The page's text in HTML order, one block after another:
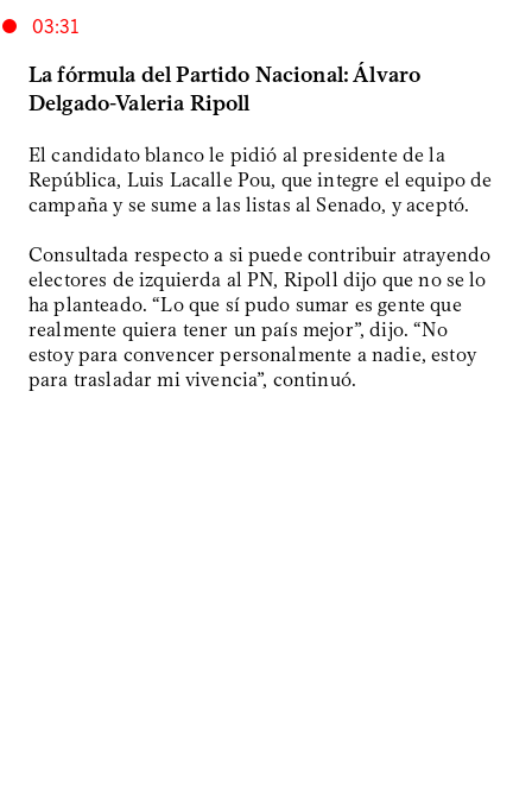
03:31
La fórmula del Partido Nacional: Álvaro
Delgado-Valeria Ripoll
El candidato blanco le pidió al presidente de la
República, Luis Lacalle Pou, que integre el equipo de
campaña y se sume a las listas al Senado, y aceptó.
Consultada respecto a si puede contribuir atrayendo
electores de izquierda al PN, Ripoll dijo que no se lo
ha planteado. “Lo que sí pudo sumar es gente que
realmente quiera tener un país mejor”, dijo. “No
estoy para convencer personalmente a nadie, estoy
para trasladar mi vivencia”, continuó.